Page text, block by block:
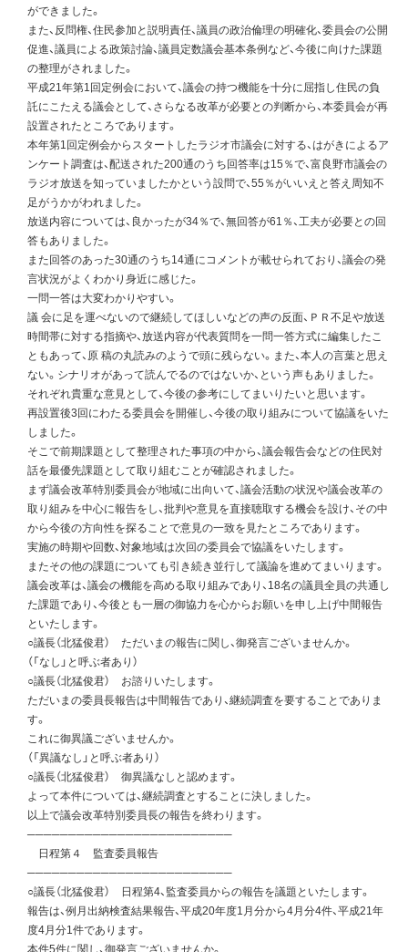
ができました。
また、反問権、住民参加と説明責任、議員の政治倫理の明確化、委員会の公開
促進、議員による政策討論、議員定数議会基本条例など、今後に向けた課題
の整理がされました。
平成21年第1回定例会において、議会の持つ機能を十分に屈指し住民の負
託にこたえる議会として、さらなる改革が必要との判断から、本委員会が再
設置されたところであります。
本年第1回定例会からスタートしたラジオ市議会に対する、はがきによるア
ンケート調査は、配送された200通のうち回答率は15％で、富良野市議会の
ラジオ放送を知っていましたかという設問で、55％がいいえと答え周知不
足がうかがわれました。
放送内容については、良かったが34％で、無回答が61％、工夫が必要との回
答もありました。
また回答のあった30通のうち14通にコメントが載せられており、議会の発
言状況がよくわかり身近に感じた。
一問一答は大変わかりやすい。
議 会に足を運べないので継続してほしいなどの声の反面、ＰＲ不足や放送
時間帯に対する指摘や、放送内容が代表質問を一問一答方式に編集したこ
ともあって、原 稿の丸読みのようで頭に残らない。また、本人の言葉と思え
ない。シナリオがあって読んでるのではないか、という声もありました。
それぞれ貴重な意見として、今後の参考にしてまいりたいと思います。
再設置後3回にわたる委員会を開催し、今後の取り組みについて協議をいた
しました。
そこで前期課題として整理された事項の中から、議会報告会などの住民対
話を最優先課題として取り組むことが確認されました。
まず議会改革特別委員会が地域に出向いて、議会活動の状況や議会改革の
取り組みを中心に報告をし、批判や意見を直接聴取する機会を設け、その中
から今後の方向性を探ることで意見の一致を見たところであります。
実施の時期や回数、対象地域は次回の委員会で協議をいたします。
またその他の課題についても引き続き並行して議論を進めてまいります。
議会改革は、議会の機能を高める取り組みであり、18名の議員全員の共通し
た課題であり、今後とも一層の御協力を心からお願いを申し上げ中間報告
といたします。
○議長（北猛俊君） ただいまの報告に関し、御発言ございませんか。
（「なし」と呼ぶ者あり）
○議長（北猛俊君） お諮りいたします。
ただいまの委員長報告は中間報告であり、継続調査を要することでありま
す。
これに御異議ございませんか。
（「異議なし」と呼ぶ者あり）
○議長（北猛俊君） 御異議なしと認めます。
よって本件については、継続調査とすることに決しました。
以上で議会改革特別委員長の報告を終わります。
─────────────────────────
日程第４ 監査委員報告
─────────────────────────
○議長（北猛俊君） 日程第4、監査委員からの報告を議題といたします。
報告は、例月出納検査結果報告、平成20年度1月分から4月分4件、平成21年
度4月分1件であります。